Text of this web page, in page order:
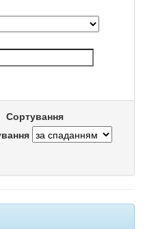
Сортування